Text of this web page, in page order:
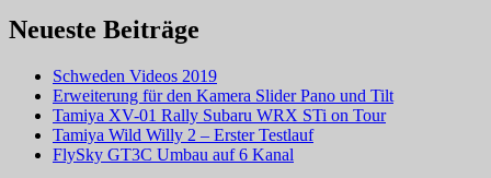
Neueste Beiträge
Schweden Videos 2019
Erweiterung für den Kamera Slider Pano und Tilt
Tamiya XV-01 Rally Subaru WRX STi on Tour
Tamiya Wild Willy 2 – Erster Testlauf
FlySky GT3C Umbau auf 6 Kanal